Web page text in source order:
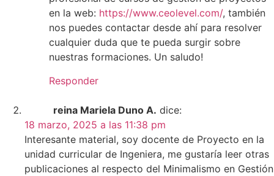
en la web: https://www.ceolevel.com/, también
nos puedes contactar desde ahí para resolver
cualquier duda que te pueda surgir sobre
nuestras formaciones. Un saludo!
Responder
reina Mariela Duno A. dice:
18 marzo, 2025 a las 11:38 pm
Interesante material, soy docente de Proyecto en la
unidad curricular de Ingeniera, me gustaría leer otras
publicaciones al respecto del Minimalismo en Gestión